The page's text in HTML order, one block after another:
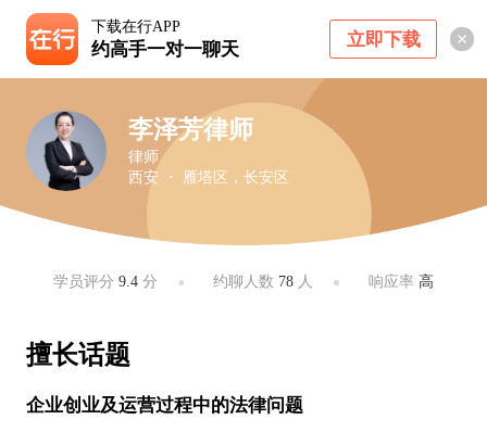
下载在行APP
约高手一对一聊天 立即下载
李泽芳律师
律师
西安 ・ 雁塔区，长安区
学员评分9.4 分 约聊人数 78人 响应率 高
擅长话题
企业创业及运营过程中的法律问题